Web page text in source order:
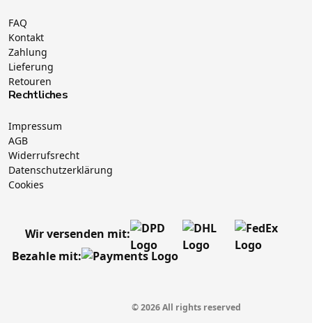
FAQ
Kontakt
Zahlung
Lieferung
Retouren
Rechtliches
Impressum
AGB
Widerrufsrecht
Datenschutzerklärung
Cookies
Wir versenden mit:
Bezahle mit:
© 2026 All rights reserved